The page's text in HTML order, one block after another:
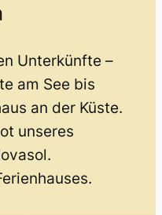
Unterkünfte –
am See bis
an der Küste.
unseres